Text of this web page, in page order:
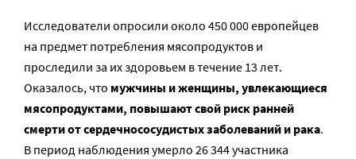
Исследователи опросили около 450 000 европейцев
на предмет потребления мясопродуктов и
проследили за их здоровьем в течение 13 лет.
Оказалось, что мужчины и женщины, увлекающиеся
мясопродуктами, повышают свой риск ранней
смерти от сердечнососудистых заболеваний и рака.
В период наблюдения умерло 26 344 участника